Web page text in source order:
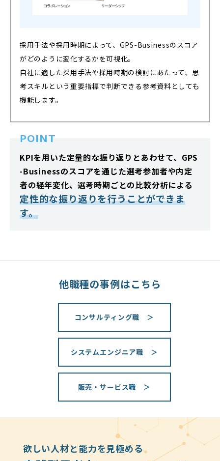
採用手法や採用時期によって、GPS-Businessのスコア
がどのように変化するかを可視化。
自社に適した採用手法や採用時期の検討にあたって、思
考スキルという重要指標で判断できる参考資料としても
機能します。
POINT
KPIを用いた定量的な振り返りとあわせて、GPS
-Businessのスコアを通じた選考参加者や内定
者の経年変化、選考時期ごとの比較分析による
定性的な振り返りを行うことができま
す。
他職種の事例はこちら
コンサルティング職 ＞
システムエンジニア職 ＞
販売・サービス職 ＞
欲しい人材と能力を見極める